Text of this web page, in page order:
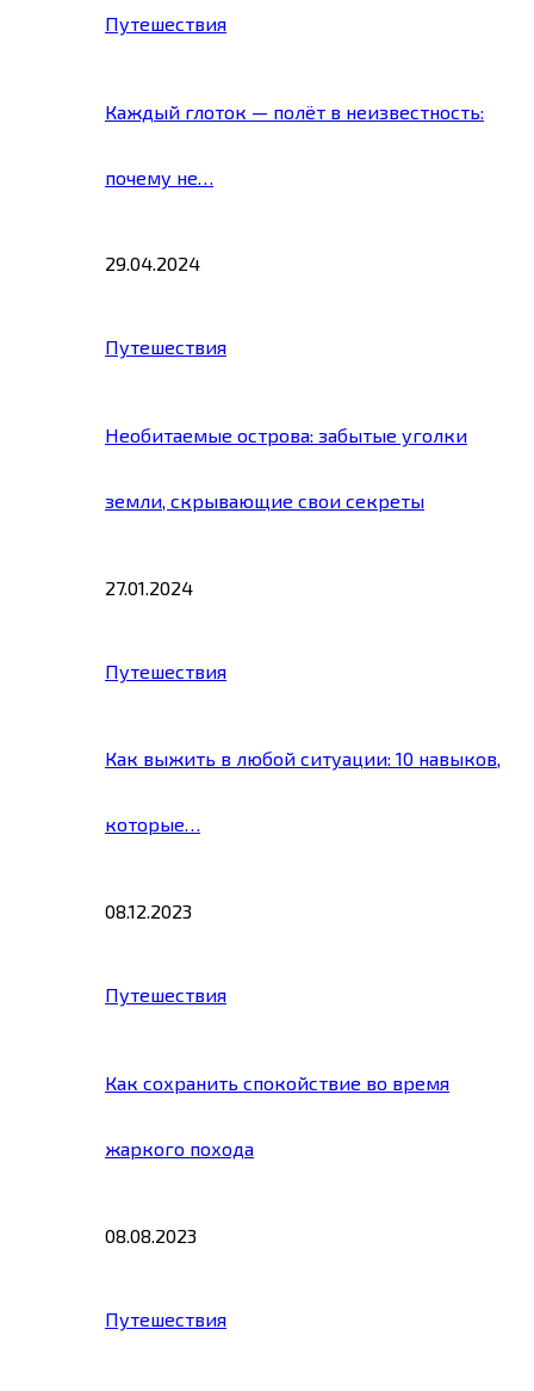
Путешествия
Каждый глоток — полёт в неизвестность:
почему не…
29.04.2024
Путешествия
Необитаемые острова: забытые уголки
земли, скрывающие свои секреты
27.01.2024
Путешествия
Как выжить в любой ситуации: 10 навыков,
которые…
08.12.2023
Путешествия
Как сохранить спокойствие во время
жаркого похода
08.08.2023
Путешествия